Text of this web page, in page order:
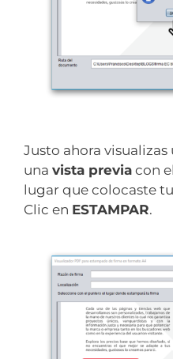
Justo ahora
una vista previacon
lugar que colocaste
Clic en ESTAMPAR.